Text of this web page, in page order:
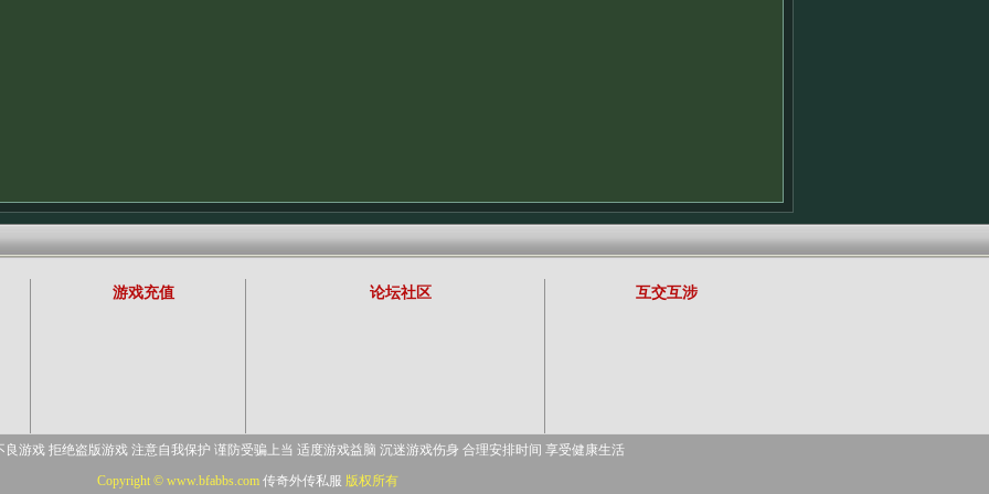
游戏充值 论坛社区 互交互涉
游戏 拒绝盗版游戏 注意自我保护 谨防受骗上当 适度游戏益脑 沉迷游戏伤身 合理安排时间 享受健康生活
Copyright © www.bfabbs.com 传奇外传私服 版权所有